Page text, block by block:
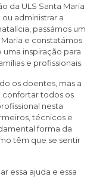
da ULS Santa Maria
administrar a
passámos um
e constatámos
inspiração para
e profissionais.
os doentes, mas a
confortar todos os
nesta
técnicos e
forma da
têm que se sentir
essa ajuda e essa